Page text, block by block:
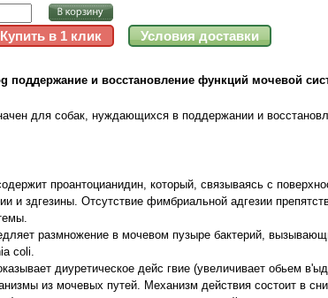
поддержание и восстановление функций мочевой
для собак, нуждающихся в поддержании и
проантоцианидин, который, связываясь с
и здгезины. Отсутствие фимбриальной адгезии
размножение в мочевом пузыре бактерий,
coli.
диуретическое дейс гвие (увеличивает обьем
из мочевых путей. Механизм действия состоит в